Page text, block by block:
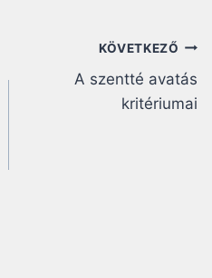
KÖVETKEZŐ
A szentté avatás
kritériumai